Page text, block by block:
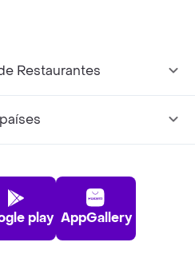
Restaurantes
play AppGallery